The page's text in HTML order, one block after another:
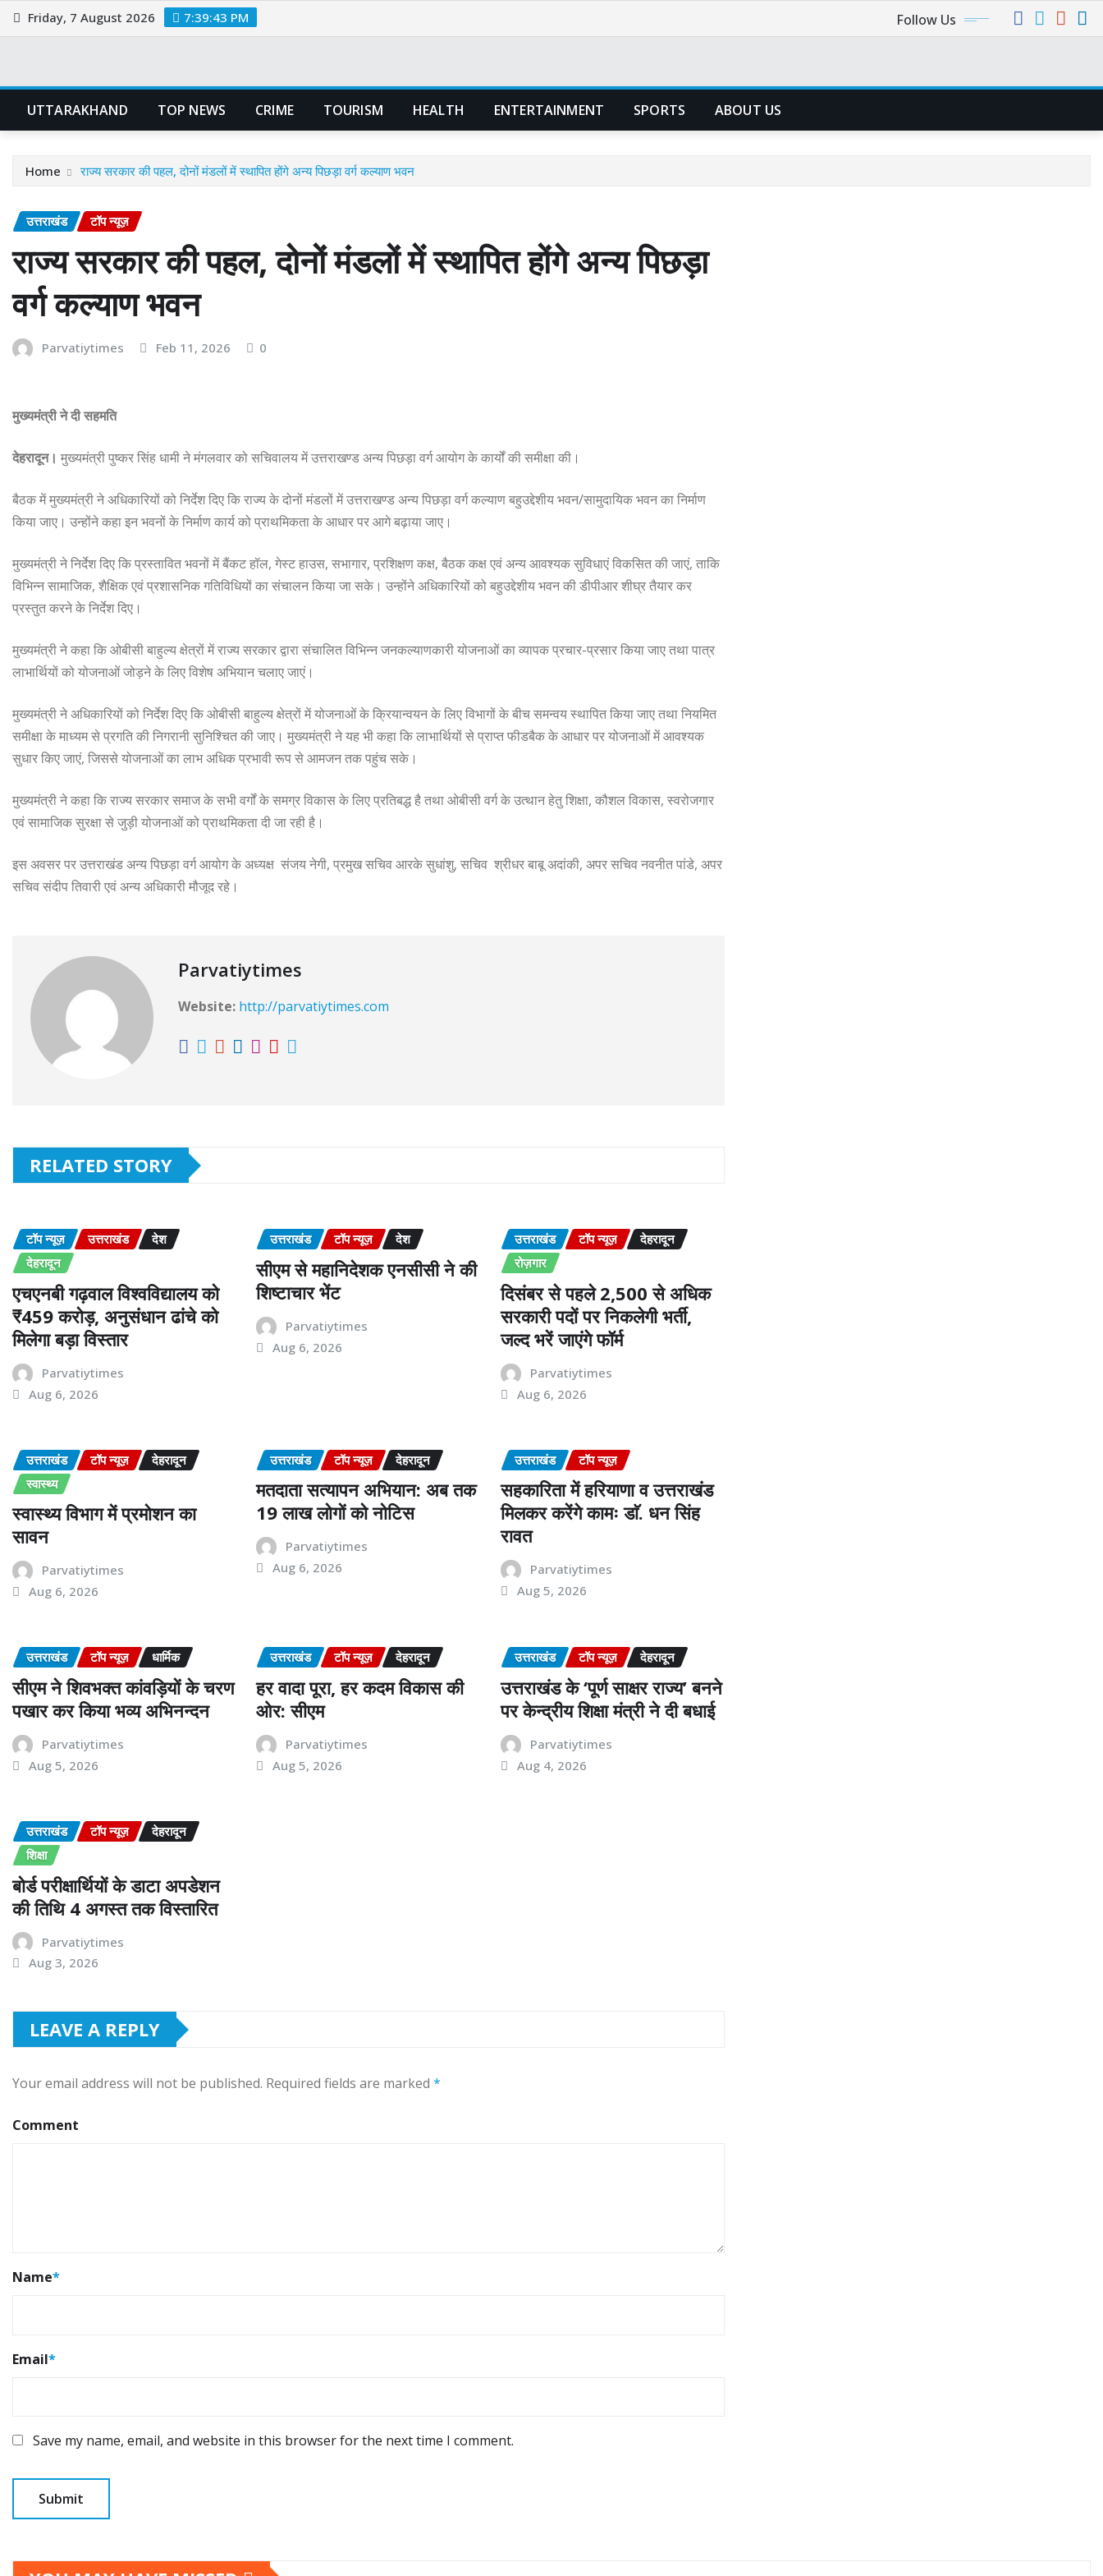
Skip
to
Friday, 7 August 2026 7:39:44 PM Follow Us
UTTARAKHAND TOP NEWS CRIME TOURISM HEALTH ENTERTAINMENT SPORTS ABOUT US
Home राज्य सरकार की पहल, दोनों मंडलों में स्थापित होंगे अन्य पिछड़ा वर्ग कल्याण भवन
उत्तराखंड टॉप न्यूज़
राज्य सरकार की पहल, दोनों मंडलों में स्थापित होंगे अन्य पिछड़ा
वर्ग कल्याण भवन
Parvatiytimes Feb 11, 2026 0
मुख्यमंत्री ने दी सहमति
देहरादून। मुख्यमंत्री पुष्कर सिंह धामी ने मंगलवार को सचिवालय में उत्तराखण्ड अन्य पिछड़ा वर्ग आयोग के कार्यों की समीक्षा की।
बैठक में मुख्यमंत्री ने अधिकारियों को निर्देश दिए कि राज्य के दोनों मंडलों में उत्तराखण्ड अन्य पिछड़ा वर्ग कल्याण बहुउद्देशीय भवन/सामुदायिक भवन का निर्माण
किया जाए। उन्होंने कहा इन भवनों के निर्माण कार्य को प्राथमिकता के आधार पर आगे बढ़ाया जाए।
मुख्यमंत्री ने निर्देश दिए कि प्रस्तावित भवनों में बैंकट हॉल, गेस्ट हाउस, सभागार, प्रशिक्षण कक्ष, बैठक कक्ष एवं अन्य आवश्यक सुविधाएं विकसित की जाएं, ताकि
विभिन्न सामाजिक, शैक्षिक एवं प्रशासनिक गतिविधियों का संचालन किया जा सके। उन्होंने अधिकारियों को बहुउद्देशीय भवन की डीपीआर शीघ्र तैयार कर
प्रस्तुत करने के निर्देश दिए।
मुख्यमंत्री ने कहा कि ओबीसी बाहुल्य क्षेत्रों में राज्य सरकार द्वारा संचालित विभिन्न जनकल्याणकारी योजनाओं का व्यापक प्रचार-प्रसार किया जाए तथा पात्र
लाभार्थियों को योजनाओं जोड़ने के लिए विशेष अभियान चलाए जाएं।
मुख्यमंत्री ने अधिकारियों को निर्देश दिए कि ओबीसी बाहुल्य क्षेत्रों में योजनाओं के क्रियान्वयन के लिए विभागों के बीच समन्वय स्थापित किया जाए तथा नियमित
समीक्षा के माध्यम से प्रगति की निगरानी सुनिश्चित की जाए। मुख्यमंत्री ने यह भी कहा कि लाभार्थियों से प्राप्त फीडबैक के आधार पर योजनाओं में आवश्यक
सुधार किए जाएं, जिससे योजनाओं का लाभ अधिक प्रभावी रूप से आमजन तक पहुंच सके।
मुख्यमंत्री ने कहा कि राज्य सरकार समाज के सभी वर्गों के समग्र विकास के लिए प्रतिबद्ध है तथा ओबीसी वर्ग के उत्थान हेतु शिक्षा, कौशल विकास, स्वरोजगार
एवं सामाजिक सुरक्षा से जुड़ी योजनाओं को प्राथमिकता दी जा रही है।
इस अवसर पर उत्तराखंड अन्य पिछड़ा वर्ग आयोग के अध्यक्ष संजय नेगी, प्रमुख सचिव आरके सुधांशु, सचिव श्रीधर बाबू अदांकी, अपर सचिव नवनीत पांडे, अपर
सचिव संदीप तिवारी एवं अन्य अधिकारी मौजूद रहे।
Parvatiytimes
Website: http://parvatiytimes.com
RELATED STORY
टॉप न्यूज़ उत्तराखंड
देश
देहरादून
एचएनबी गढ़वाल विश्वविद्यालय को
₹459 करोड़, अनुसंधान ढांचे को
मिलेगा बड़ा विस्तार
Parvatiytimes
Aug 6, 2026
उत्तराखंड टॉप न्यूज़ देश
सीएम से महानिदेशक एनसीसी ने की
शिष्टाचार भेंट
Parvatiytimes
Aug 6, 2026
उत्तराखंड टॉप न्यूज़
देहरादून
रोज़गार
दिसंबर से पहले 2,500 से अधिक
सरकारी पदों पर निकलेगी भर्ती,
जल्द भरें जाएंगे फॉर्म
Parvatiytimes
Aug 6, 2026
उत्तराखंड टॉप न्यूज़
देहरादून
स्वास्थ्य
स्वास्थ्य विभाग में प्रमोशन का
सावन
Parvatiytimes
Aug 6, 2026
उत्तराखंड टॉप न्यूज़ देहरादून
मतदाता सत्यापन अभियान: अब तक
19 लाख लोगों को नोटिस
Parvatiytimes
Aug 6, 2026
उत्तराखंड टॉप न्यूज़
सहकारिता में हरियाणा व उत्तराखंड
मिलकर करेंगे कामः डाॅ. धन सिंह
रावत
Parvatiytimes
Aug 5, 2026
उत्तराखंड टॉप न्यूज़ धार्मिक
सीएम ने शिवभक्त कांवड़ियों के चरण
पखार कर किया भव्य अभिनन्दन
Parvatiytimes
Aug 5, 2026
उत्तराखंड टॉप न्यूज़ देहरादून
हर वादा पूरा, हर कदम विकास की
ओर: सीएम
Parvatiytimes
Aug 5, 2026
उत्तराखंड टॉप न्यूज़ देहरादून
उत्तराखंड के ‘पूर्ण साक्षर राज्य’ बनने
पर केन्द्रीय शिक्षा मंत्री ने दी बधाई
Parvatiytimes
Aug 4, 2026
उत्तराखंड टॉप न्यूज़
देहरादून
शिक्षा
बोर्ड परीक्षार्थियों के डाटा अपडेशन
की तिथि 4 अगस्त तक विस्तारित
Parvatiytimes
Aug 3, 2026
LEAVE A REPLY
Your email address will not be published. Required fields are marked *
Comment
Name*
Email*
Save my name, email, and website in this browser for the next time I comment.